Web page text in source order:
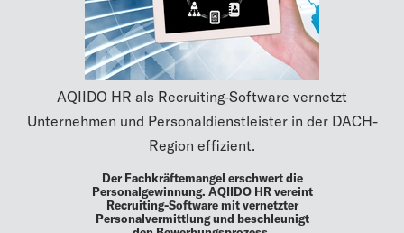
AQIIDO HR als Recruiting-Software vernetzt
Unternehmen und Personaldienstleister in der DACH-
Region effizient.
Der Fachkräftemangel erschwert die
Personalgewinnung. AQIIDO HR vereint
Recruiting-Software mit vernetzter
Personalvermittlung und beschleunigt